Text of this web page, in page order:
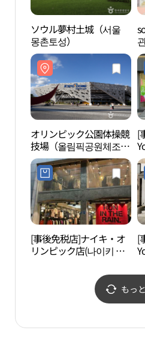
ソウル夢村土城（서울
몽촌토성）
オリンピック公園体操競
技場（올림픽공원체조경
기장）
[
[事後免税店]ナイキ・オ
リンピック店(나이키 올
[
もっ